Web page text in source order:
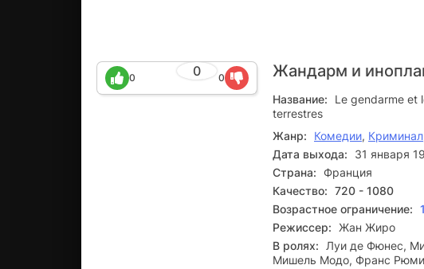
Жандарм и
0
0 0
Название:
Le gendarme et
terrestres
Жанр: Комедии, Криминал
Дата выхода:
31 января
Страна:
Франция
Качество: 720 - 1080
Возрастное ограничение:
Режиссер:
Жан Жиро
В ролях:
Луи де Фюнес,
Мишель Модо, Франс